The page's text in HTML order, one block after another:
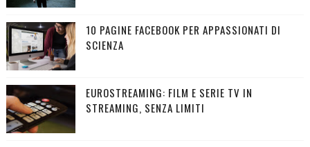
10 PAGINE FACEBOOK PER APPASSIONATI DI
SCIENZA
EUROSTREAMING: FILM E SERIE TV IN
STREAMING, SENZA LIMITI